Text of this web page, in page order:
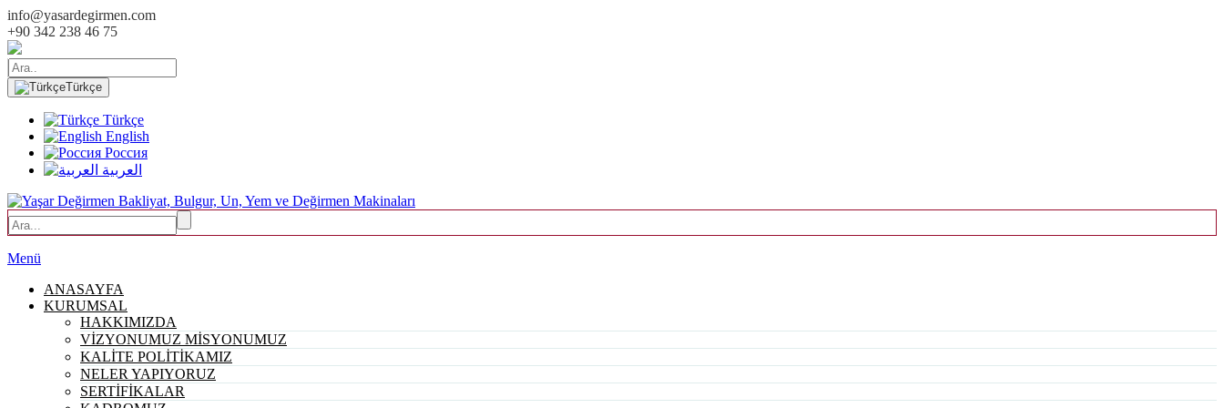
info@yasardegirmen.com
+90 342 238 46 75
Türkçe
Türkçe
English
Россия
العربية
Menü
ANASAYFA
KURUMSAL
HAKKIMIZDA
VİZYONUMUZ MİSYONUMUZ
KALİTE POLİTİKAMIZ
NELER YAPIYORUZ
SERTİFİKALAR